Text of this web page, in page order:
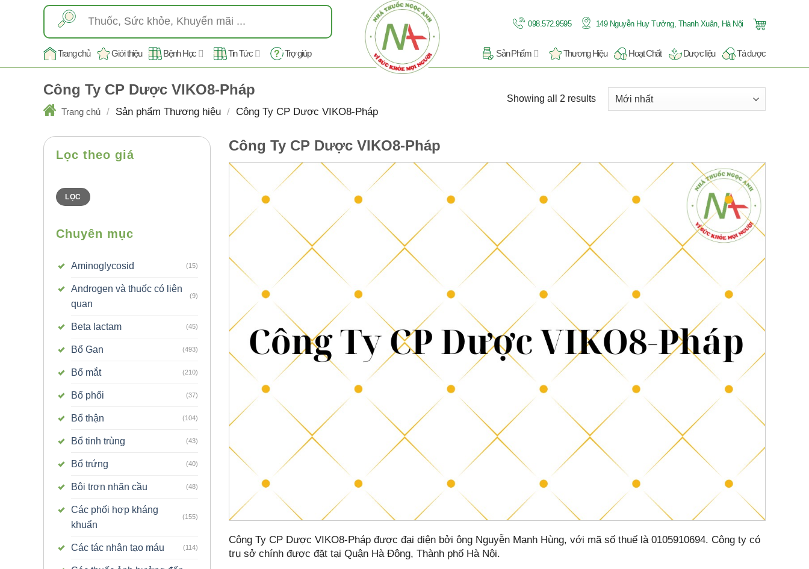
kiếm:
098.572.9595 149 Nguyễn Huy Tưởng, Thanh Xuân, Hà Nội
Trang chủ Giới thiệu Bệnh Học Tin Tức Trợ giúp Sản Phẩm Thương Hiệu Hoạt Chất Dược liệu Tá dược
Công Ty CP Dược VIKO8-Pháp
Trang chủ / Sản phẩm Thương hiệu / Công Ty CP Dược VIKO8-Pháp
Showing all 2 results
Lọc theo giá
thấp
nhất
cao
nhấtLỌC
Chuyên mục
Aminoglycosid (15)
Androgen và thuốc có liên
quan
(9)
Beta lactam (45)
Bổ Gan (493)
Bổ mắt (210)
Bổ phổi (37)
Bổ thận (104)
Bổ tinh trùng (43)
Bổ trứng (40)
Bôi trơn nhãn cầu (48)
Các phối hợp kháng
khuẩn
(155)
Các tác nhân tạo máu (114)
Công Ty CP Dược VIKO8-Pháp
Công Ty CP Dược VIKO8-Pháp được đại diện bởi ông Nguyễn Mạnh Hùng, với mã số thuế là 0105910694. Công ty có
trụ sở chính được đặt tại Quận Hà Đông, Thành phố Hà Nội.